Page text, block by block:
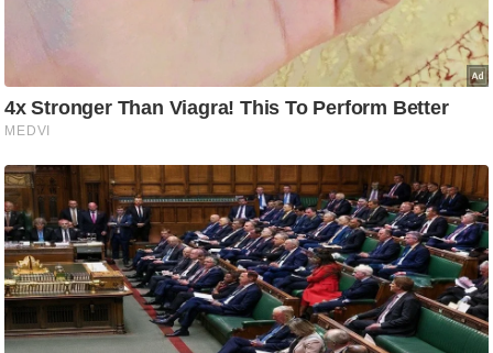
प
रा
ज
नी
ति
वि
श्ले
ण